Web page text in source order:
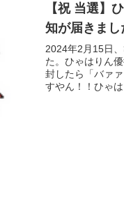
【祝 当選】
知が届きまし
2024年2月15日
た。ひゃはりん
封したら「バァ
すやん！！ひゃ